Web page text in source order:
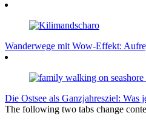
Wanderwege mit Wow-Effekt:
Die Ostsee als Ganzjahresziel: Was
The following two tabs change